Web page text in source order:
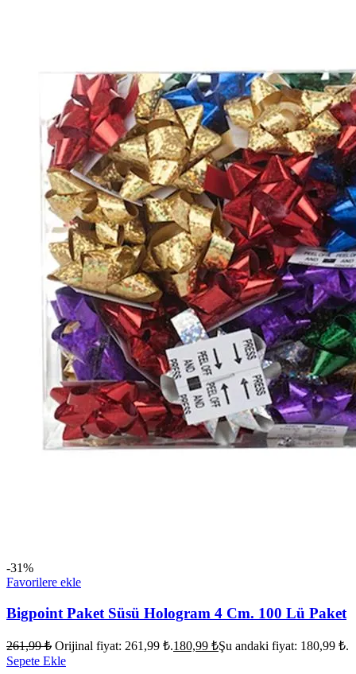
-31%
Favorilere ekle
Bigpoint Paket Süsü Hologram 4 Cm. 100 Lü Paket
261,99₺ Orijinal fiyat: 261,99 ₺.180,99 ₺Şu andaki fiyat: 180,99 ₺.
Sepete Ekle